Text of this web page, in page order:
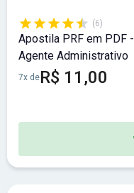
(6)
Apostila PRF em PDF
Agente Administrativo
7x deR$ 11,00